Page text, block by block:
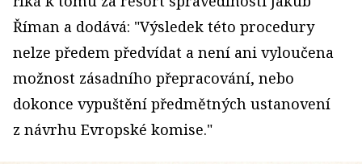
Říman a dodává: "Výsledek této procedury
nelze předem předvídat a není ani vyloučena
možnost zásadního přepracování, nebo
dokonce vypuštění předmětných ustanovení
z návrhu Evropské komise."